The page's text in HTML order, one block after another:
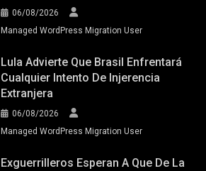
06/08/2026
Managed WordPress Migration User
Lula Advierte Que Brasil Enfrentará
Cualquier Intento De Injerencia
Extranjera
06/08/2026
Managed WordPress Migration User
Exguerrilleros Esperan A Que De La